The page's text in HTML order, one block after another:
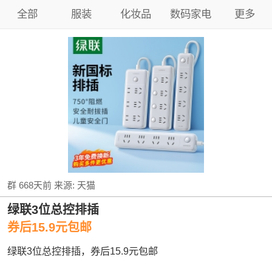
全部 服装 化妆品 数码家电 更多
群 668天前来源: 天猫
绿联3位总控排插
券后15.9元包邮
绿联3位总控排插，券后15.9元包邮